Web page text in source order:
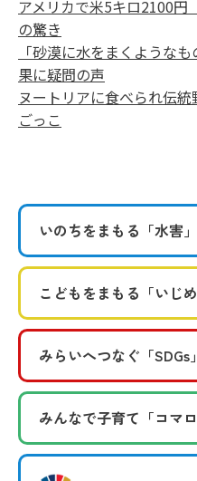
アメリカで米5キロ2100
の驚き
「砂漠に水をまくような
果に疑問の声
ヌートリアに食べられ伝
ごっこ
いのちをまもる 「水害
こどもをまもる 「いじ
みらいへつなぐ 「
みんなで子育て 「コマ